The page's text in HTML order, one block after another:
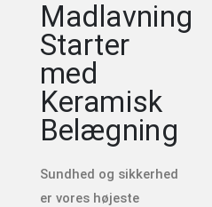
Madlavning
Starter
med
Keramisk
Belægning
Sundhed og sikkerhed
er vores højeste